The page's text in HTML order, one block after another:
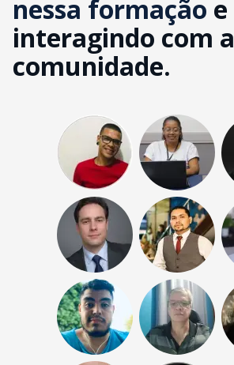
nessa formação e
interagindo com a
comunidade.